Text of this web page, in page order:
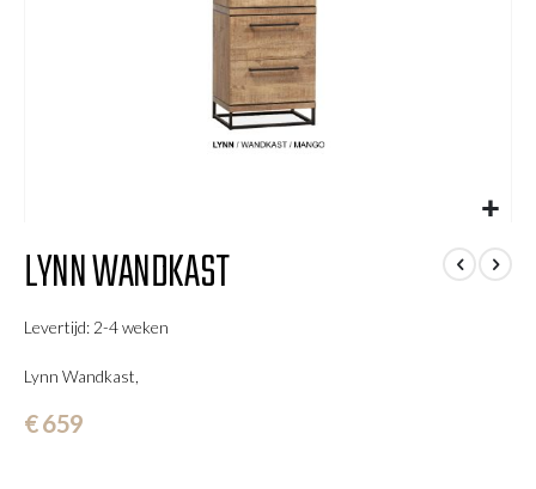
naar
het
van
afbeeldingen-
LYNN WANDKAST
Levertijd: 2-4 weken
Lynn Wandkast,
€ 659